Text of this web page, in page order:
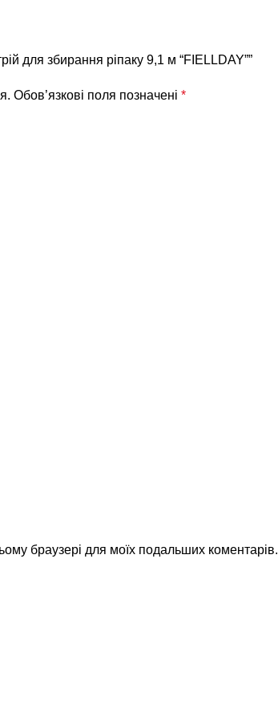
для збирання ріпаку 9,1 м “FIELLDAY””
Обов’язкові поля позначені *
браузері для моїх подальших коментарів.